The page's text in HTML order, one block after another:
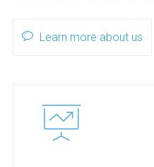
Learn more about us